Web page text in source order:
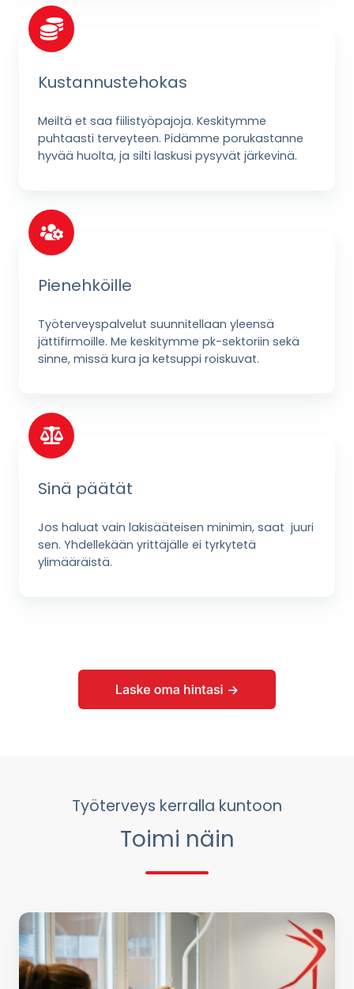
Kustannustehokas
Meiltä et saa fiilistyöpajoja. Keskitymme
puhtaasti terveyteen. Pidämme porukastanne
hyvää huolta, ja silti laskusi pysyvät järkevinä.
Pienehköille
Työterveyspalvelut suunnitellaan yleensä
jättifirmoille. Me keskitymme pk-sektoriin sekä
sinne, missä kura ja ketsuppi roiskuvat.
Sinä päätät
Jos haluat vain lakisääteisen minimin, saat juuri
sen. Yhdellekään yrittäjälle ei tyrkytetä
ylimääräistä.
Työterveys kerralla kuntoon
Toimi näin